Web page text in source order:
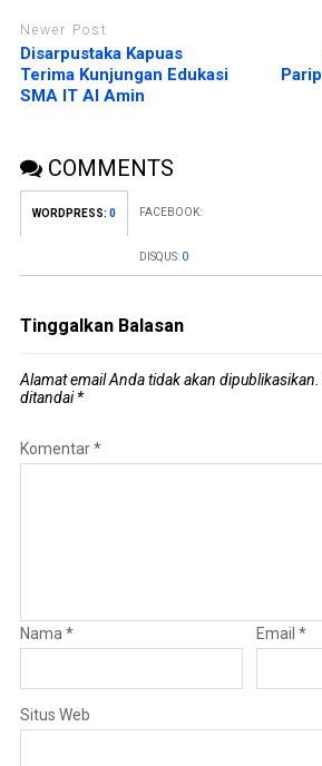
Newer Post
Disarpustaka Kapuas
Terima Kunjungan Edukasi
SMA IT Al Amin
COMMENTS
WORDPRESS: 0 FACEBOOK:
DISQUS: 0
Tinggalkan Balasan
Alamat email Anda tidak akan dipublikasikan.
ditandai*
Komentar*
Nama * Email*
Situs Web